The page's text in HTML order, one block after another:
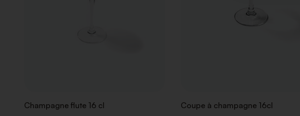
Champagne flute 16 cl
Coupe à champagne 16cl